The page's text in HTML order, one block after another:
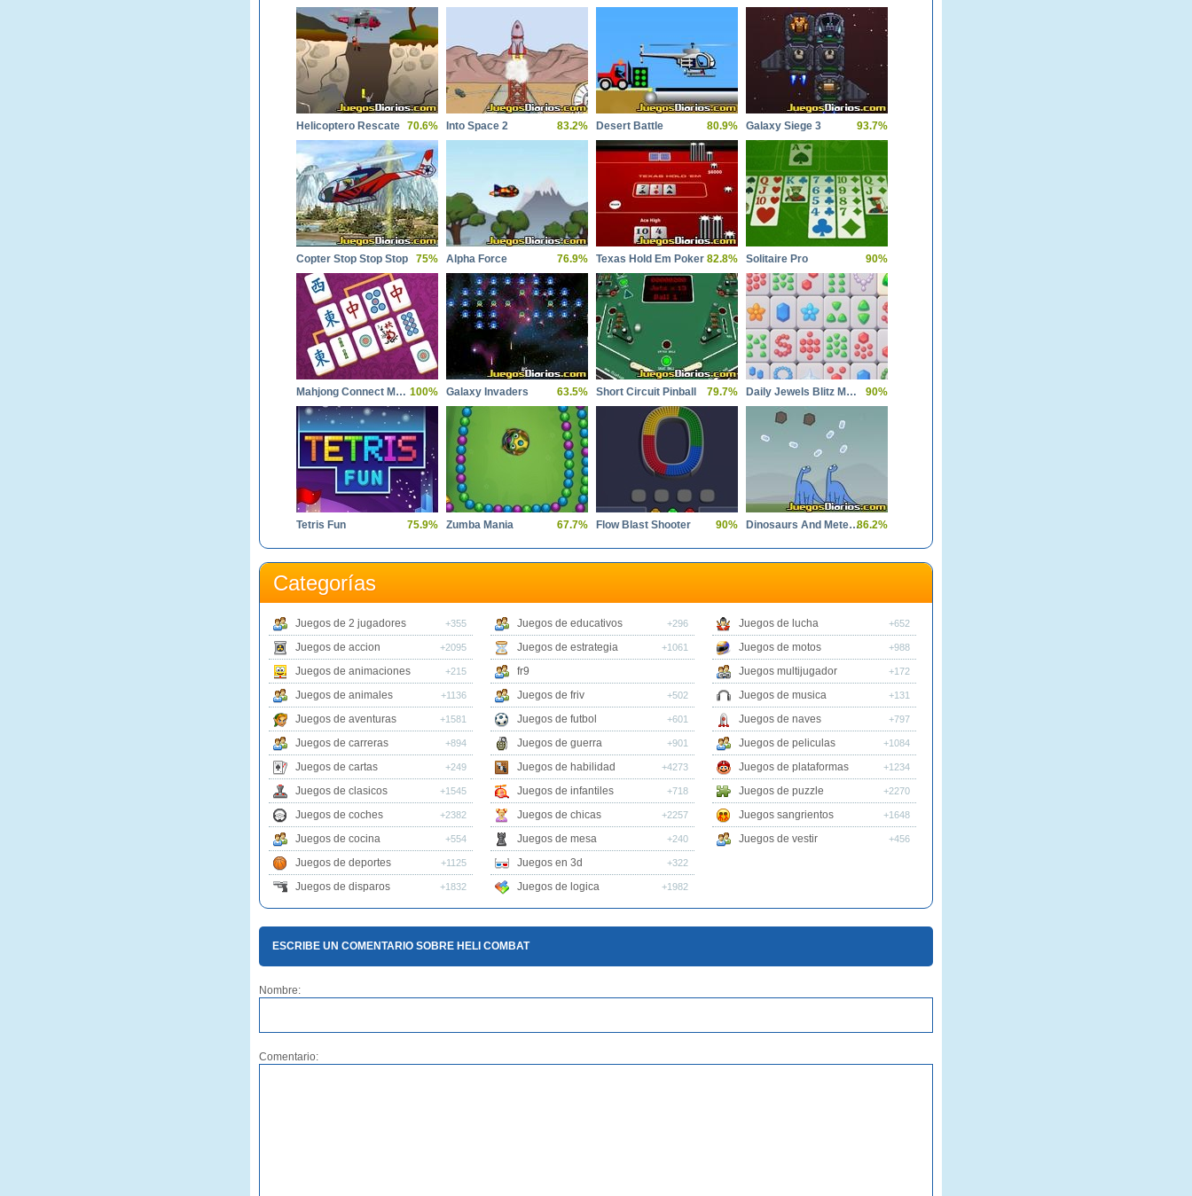
Helicoptero Rescate 70.6% Into Space 2 83.2% Desert Battle 80.9% Galaxy Siege 3 93.7%
Copter Stop Stop Stop 75% Alpha Force 76.9% Texas Hold Em Poker 82.8% Solitaire Pro 90%
Mahjong Connect Majong Class 100% Galaxy Invaders 63.5% Short Circuit Pinball 79.7% Daily Jewels Blitz Mahjong 90%
Tetris Fun 75.9% Zumba Mania 67.7% Flow Blast Shooter 90% Dinosaurs And Meteors86.2%
Categorías
Juegos de 2 jugadores +355
Juegos de accion +2095
Juegos de animaciones +215
Juegos de animales +1136
Juegos de aventuras +1581
Juegos de carreras +894
Juegos de cartas +249
Juegos de clasicos +1545
Juegos de coches +2382
Juegos de cocina +554
Juegos de deportes +1125
Juegos de disparos +1832
Juegos de educativos +296
Juegos de estrategia +1061
fr9
Juegos de friv
+502
Juegos de futbol +601
Juegos de guerra +901
Juegos de habilidad +4273
Juegos de infantiles +718
Juegos de chicas +2257
Juegos de mesa +240
Juegos en 3d +322
Juegos de logica +1982
Juegos de lucha +652
Juegos de motos +988
Juegos multijugador +172
Juegos de musica +131
Juegos de naves +797
Juegos de peliculas +1084
Juegos de plataformas +1234
Juegos de puzzle +2270
Juegos sangrientos +1648
Juegos de vestir +456
ESCRIBE UN COMENTARIO SOBRE HELI COMBAT
Nombre:
Comentario: